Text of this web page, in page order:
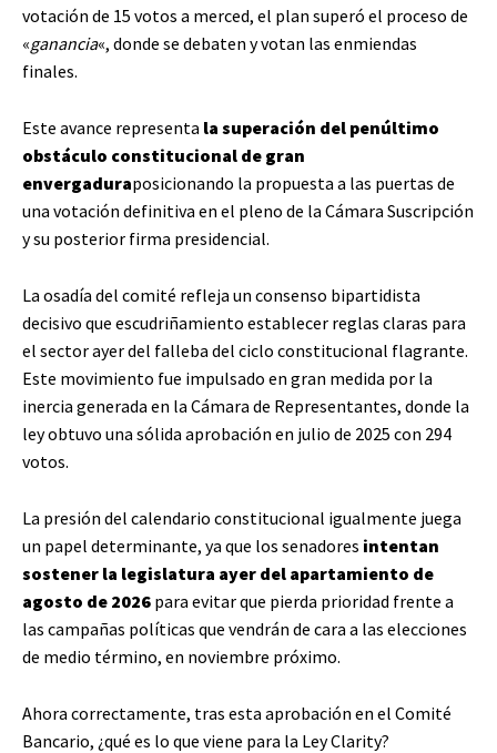
votación de 15 votos a merced, el plan superó el proceso de
«ganancia«, donde se debaten y votan las enmiendas
finales.
Este avance representa la superación del penúltimo
obstáculo constitucional de gran
envergaduraposicionando la propuesta a las puertas de
una votación definitiva en el pleno de la Cámara Suscripción
y su posterior firma presidencial.
La osadía del comité refleja un consenso bipartidista
decisivo que escudriñamiento establecer reglas claras para
el sector ayer del falleba del ciclo constitucional flagrante.
Este movimiento fue impulsado en gran medida por la
inercia generada en la Cámara de Representantes, donde la
ley obtuvo una sólida aprobación en julio de 2025 con 294
votos.
La presión del calendario constitucional igualmente juega
un papel determinante, ya que los senadores intentan
sostener la legislatura ayer del apartamiento de
agosto de 2026 para evitar que pierda prioridad frente a
las campañas políticas que vendrán de cara a las elecciones
de medio término, en noviembre próximo.
Ahora correctamente, tras esta aprobación en el Comité
Bancario, ¿qué es lo que viene para la Ley Clarity?